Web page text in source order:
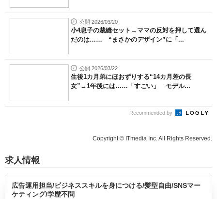
公開 2026/03/20
小4息子の裁縫セット→ママの反対を押して選ん
だのは…… “まさかのデザイン”に「...
公開 2026/03/22
生後1カ月弟にほおずりする“14カ月差の長
女”→1年後には……「すごい」 モデル...
Recommended by
Copyright © ITmedia Inc. All Rights Reserved.
求人情報
広告運用担当/ビジネススキルを身につける/髪型自由/SNSマー
ケティング/学歴不問